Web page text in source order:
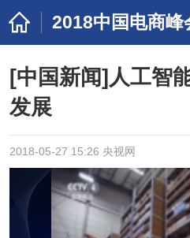
2018中国电商峰
[中国新闻]人工智
发展
2018-05-27 15:26 央视网